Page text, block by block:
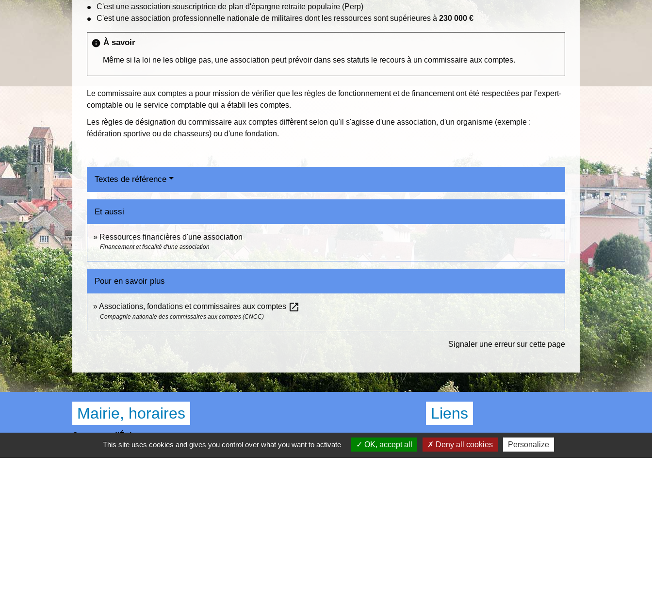
C'est une association souscriptrice de plan d'épargne retraite populaire (Perp)
C'est une association professionnelle nationale de militaires dont les ressources sont supérieures à230 000 €
info À savoir
Même si la loi ne les oblige pas, une association peut prévoir dans ses statuts le recours à un commissaire aux comptes.
Le commissaire aux comptes a pour mission de vérifier que les règles de fonctionnement et de financement ont été respectées par l'expert-
comptable ou le service comptable qui a établi les comptes.
Les règles de désignation du commissaire aux comptes diffèrent selon qu'il s'agisse d'une association, d'un organisme (exemple :
fédération sportive ou de chasseurs) ou d'une fondation.
Textes de référence
Et aussi
Ressources financières d'une association
Financement et fiscalité d'une association
Pour en savoir plus
Associations, fondations et commissaires aux comptes open_in_new
Compagnie nationale des commissaires aux comptes (CNCC)
Signaler une erreur sur cette page
Mairie, horaires
Commune d'Égly
4 Grande Rue
91520 Égly - FRANCE
Liens
COEUR D'ESSONNE AGGLOMERATION
DEPARTEMENT ESSONNE
This site uses cookies and gives you control over what you want to activate OK, accept all Deny all cookies Personalize